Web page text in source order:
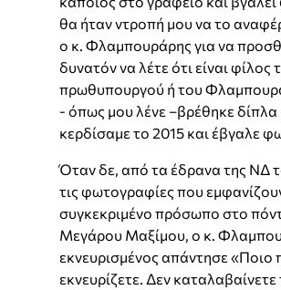
θα ήταν ντροπή μου να το
ο κ. Φλαμπουράρης για να
δυνατόν να λέτε ότι είναι φίλος
πρωθυπουργού ή του
- όπως μου λένε –βρέθηκε δίπλα
κερδίσαμε το 2015 και έβγαλε
Όταν δε, από τα έδρανα της ΝΔ
τις φωτογραφίες που
συγκεκριμένο πρόσωπο στο
Μεγάρου Μαξίμου, ο κ.
εκνευρισμένος απάντησε «Ποιο
εκνευρίζετε. Δεν